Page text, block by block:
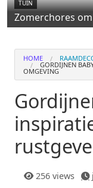
TUIN
Zomerchores
HOME
GORDIJNEN
OMGEVING
256 views